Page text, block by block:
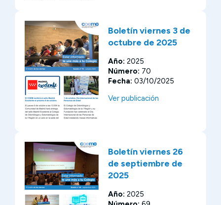
Boletín viernes 3 de
octubre de 2025
Año: 2025
Número: 70
Fecha: 03/10/2025
Ver publicación
Boletín viernes 26
de septiembre de
2025
Año: 2025